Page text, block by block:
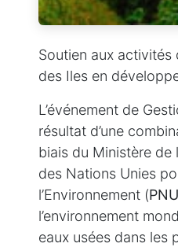
Soutien aux activités
des Iles en
L’événement de
résultat d’une
biais du Ministère de
des Nations Unies
l’Environnement (
l’environnement
eaux usées dans les